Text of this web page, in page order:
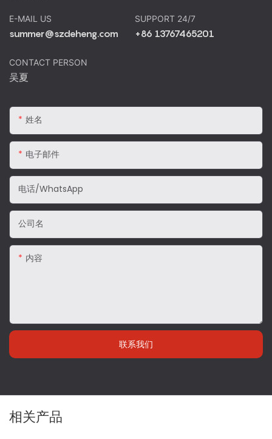
E-MAIL US
summer@szdeheng.com
SUPPORT 24/7
+86 13767465201
CONTACT PERSON
吴夏
姓名
电子邮件
电话/WhatsApp
公司名
内容
联系我们
相关产品